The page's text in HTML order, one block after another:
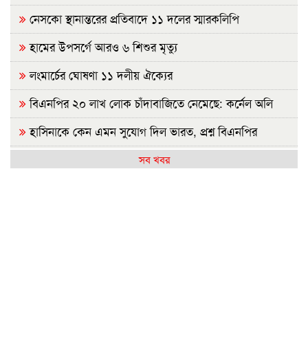
নেসকো স্থানান্তরের প্রতিবাদে ১১ দলের স্মারকলিপি
হামের উপসর্গে আরও ৬ শিশুর মৃত্যু
লংমার্চের ঘোষণা ১১ দলীয় ঐক্যের
বিএনপির ২০ লাখ লোক চাঁদাবাজিতে নেমেছে: কর্নেল অলি
হাসিনাকে কেন এমন সুযোগ দিল ভারত, প্রশ্ন বিএনপির
রাষ্ট্রপতি নির্বাচন ২০ আগস্টসব খবর